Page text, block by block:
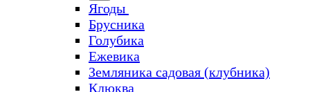
Ягоды
Брусника
Голубика
Ежевика
Земляника садовая (клубника)
Клюква